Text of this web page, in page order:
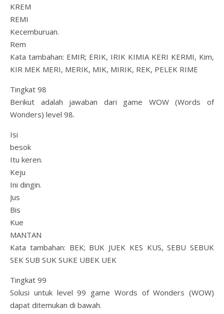
KREM
REMI
Kecemburuan.
Rem
Kata tambahan: EMIR; ERIK, IRIK KIMIA KERI KERMI, Kim,
KIR MEK MERI, MERIK, MIK, MIRIK, REK, PELEK RIME
Tingkat 98
Berikut adalah jawaban dari game WOW (Words of
Wonders) level 98.
Isi
besok
Itu keren.
Keju
Ini dingin.
Jus
Bis
Kue
MANTAN
Kata tambahan: BEK; BUK JUEK KES KUS, SEBU SEBUK
SEK SUB SUK SUKE UBEK UEK
Tingkat 99
Solusi untuk level 99 game Words of Wonders (WOW)
dapat ditemukan di bawah.